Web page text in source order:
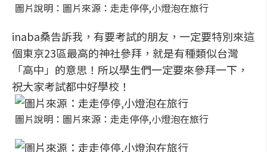
圖片說明：圖片來源：走走停停,小燈泡在旅行
inaba桑告訴我，有要考試的朋友，一定要特別來這
個東京23區最高的神社參拜，就是有種類似台灣
「高中」的意思！所以學生們一定要來參拜一下，
祝大家考試都中好學校！
圖片說明：圖片來源：走走停停,小燈泡在旅行